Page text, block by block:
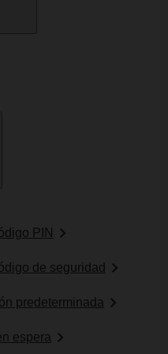
PIN
de seguridad
predeterminada
espera